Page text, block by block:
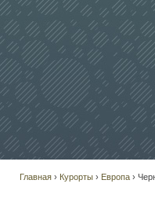
Главная › Курорты › Европа ›